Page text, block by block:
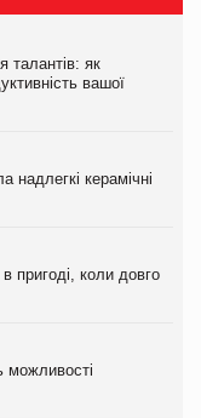
талантів: як
вашої
надлегкі керамічні
пригоді, коли довго